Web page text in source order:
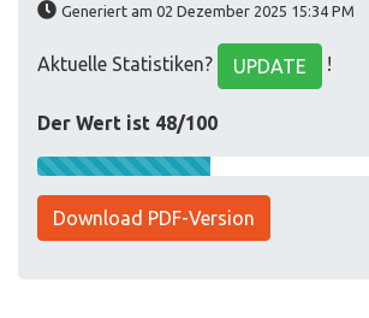
Generiert am 02 Dezember 2025 15:34 PM
Aktuelle Statistiken? UPDATE !
Der Wert ist 48/100
Download PDF-Version